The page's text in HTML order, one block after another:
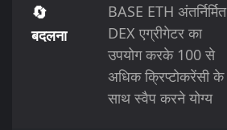
🔄
बदलना
BASE ETH अंतर्निर्मित
DEX एग्रीगेटर का
उपयोग करके 100 से
अधिक क्रिप्टोकरेंसी के
साथ स्वैप करने योग्य